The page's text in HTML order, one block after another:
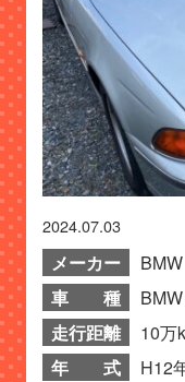
2024.07.03
メーカー
BMW
車 種
走行距離
10万
年 式
H12